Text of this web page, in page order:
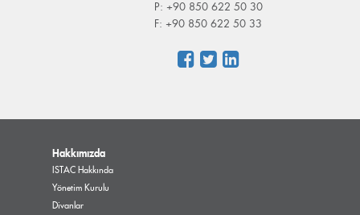
P: +90 850 622 50 30
F: +90 850 622 50 33
Hakkımızda
ISTAC Hakkında
Yönetim Kurulu
Divanlar